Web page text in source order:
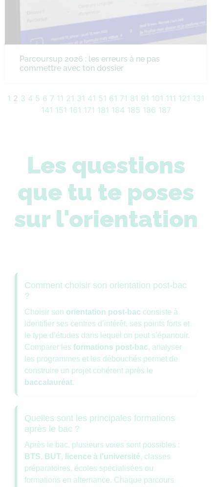
Parcoursup 2026 : les erreurs à ne pas
commettre avec ton dossier
1 2 3 4 5 6 7 11 21 31 41 51 61 71 81 91 101 111 121 131
141 151 161 171 181 184 185 186 187
Les questions
que tu te poses
sur l'orientation
Comment choisir son orientation post-bac
?
Choisir son orientation post-bac consiste à
identifier ses centres d’intérêt, ses points forts et
le type d’études dans lequel on peut s’épanouir.
Comparer les formations post-bac, analyser
les programmes et les débouchés permet de
construire un projet cohérent après le
baccalauréat.
Quelles sont les principales formations
après le bac ?
Après le bac, plusieurs voies sont possibles :
BTS, BUT, licence à l’université, classes
préparatoires, écoles spécialisées ou
formations en alternance. Chaque parcours